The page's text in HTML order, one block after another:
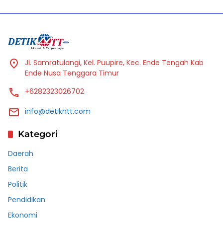
Jl. Samratulangi, Kel. Puupire, Kec. Ende Tengah Kab
Ende Nusa Tenggara Timur
+6282323026702
info@detikntt.com
Kategori
Daerah
Berita
Politik
Pendidikan
Ekonomi